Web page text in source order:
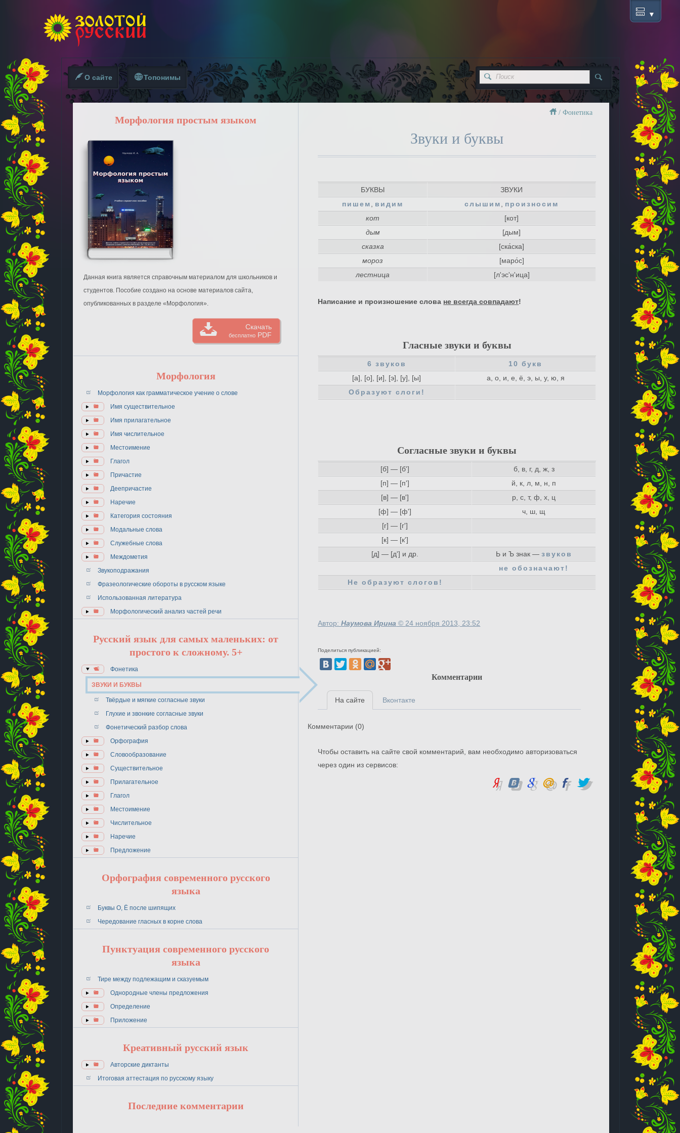
О сайте Топонимы
/ Фонетика
Морфология простым языком
Данная книга является справочным материалом для школьников и
студентов. Пособие создано на основе материалов сайта,
опубликованных в разделе «Морфология».
Скачать
бесплатноPDF
Морфология
Морфология как грамматическое учение о слове
Имя существительное
Имя прилагательное
Имя числительное
Местоимение
Глагол
Причастие
Деепричастие
Наречие
Категория состояния
Модальные слова
Служебные слова
Междометия
Звукоподражания
Фразеологические обороты в русском языке
Использованная литература
Морфологический анализ частей речи
Русский язык для самых маленьких: от
простого к сложному. 5+
Фонетика
ЗВУКИ И БУКВЫ
Твёрдые и мягкие согласные звуки
Глухие и звонкие согласные звуки
Фонетический разбор слова
Орфография
Словообразование
Существительное
Прилагательное
Глагол
Местоимение
Числительное
Наречие
Предложение
Орфография современного русского
языка
Буквы О, Ё после шипящих
Чередование гласных в корне слова
Пунктуация современного русского
языка
Тире между подлежащим и сказуемым
Однородные члены предложения
Определение
Приложение
Креативный русский язык
Авторские диктанты
Итоговая аттестация по русскому языку
Последние комментарии
Звуки и буквы
БУКВЫ
ЗВУКИ
пишем
видим слышим
произносим
кот
[кот]
дым
[дым]
сказка
[ска́ска]
мороз
[маро́с]
лестница
[л'эс'н'ица]
Написание и произношение слова не всегда совпадают!
Гласные звуки и буквы
6 звуков
10 букв
[а], [о], [и], [э], [у], [ы]
а, о, и, е, ё, э, ы, у, ю, я
Образуют слоги!
Согласные звуки и буквы
[б] — [б']
б, в, г, д, ж, з
[п] — [п']
й, к, л, м, н, п
[в] — [в']
р, с, т, ф, х, ц
[ф] — [ф']
ч, ш, щ
[г] — [г']
[к] — [к']
[д] — [д'] и др.
Ь и Ъ знак — звуков
не обозначают!
Не образуют слогов!
Автор:Наумова Ирина © 24 ноября 2013, 23:52
Поделиться публикацией:
Комментарии
На сайте Вконтакте
Комментарии (0)
Чтобы оставить на сайте свой комментарий, вам необходимо авторизоваться
через один из сервисов: